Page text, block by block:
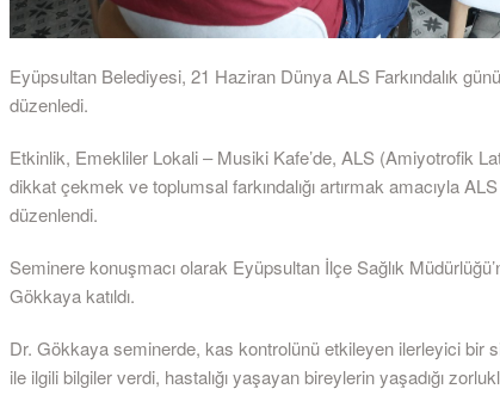
Eyüpsultan Belediyesi, 21 Haziran Dünya ALS Farkındalık
düzenledi.
Etkinlik, Emekliler Lokali – Musiki Kafe’de, ALS (Amiyotrofik
dikkat çekmek ve toplumsal farkındalığı artırmak amacıyla
düzenlendi.
Seminere konuşmacı olarak Eyüpsultan İlçe Sağlık
Gökkaya katıldı.
Dr. Gökkaya seminerde, kas kontrolünü etkileyen ilerleyici bir
ile ilgili bilgiler verdi, hastalığı yaşayan bireylerin yaşadığı